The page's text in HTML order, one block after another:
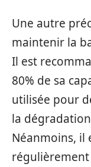
Une autre
maintenir la
Il est
80% de sa
utilisée pour
la
Néanmoins,